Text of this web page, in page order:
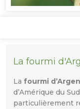
La fourmi
La fourmi
d’Amérique du
particulièrement